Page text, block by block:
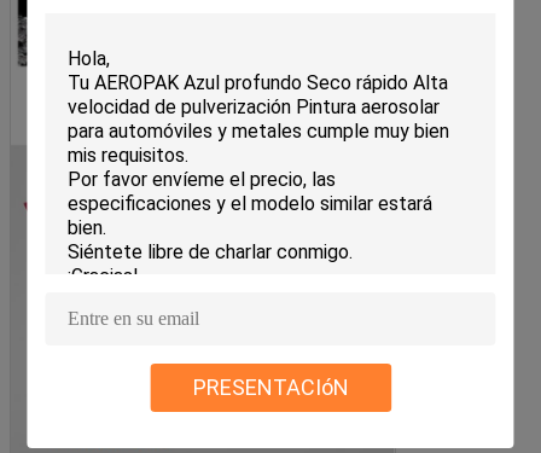
PRESENTACIóN